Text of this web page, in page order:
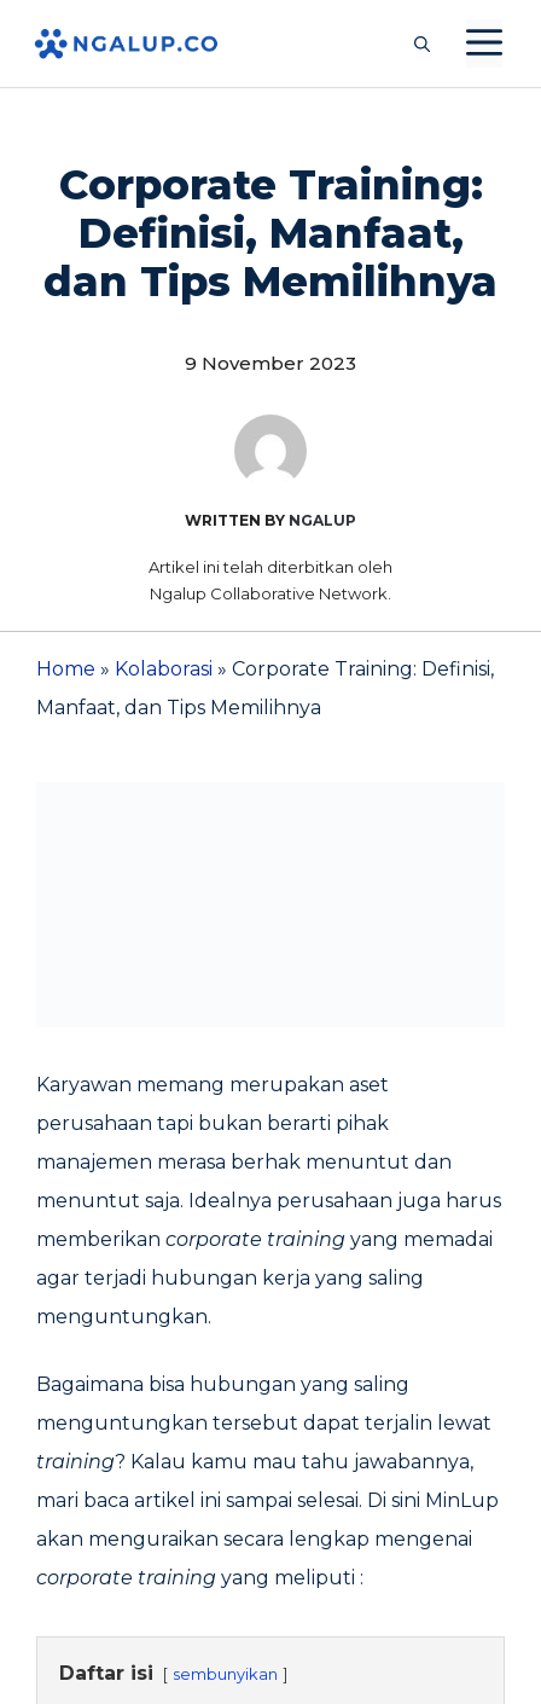
isi
Corporate Training:
Definisi, Manfaat,
dan Tips Memilihnya
9 November 2023
WRITTEN BY NGALUP
Artikel ini telah diterbitkan oleh
Ngalup Collaborative Network.
Home » Kolaborasi » Corporate Training: Definisi,
Manfaat, dan Tips Memilihnya
Karyawan memang merupakan aset
perusahaan tapi bukan berarti pihak
manajemen merasa berhak menuntut dan
menuntut saja. Idealnya perusahaan juga harus
memberikan corporate training yang memadai
agar terjadi hubungan kerja yang saling
menguntungkan.
Bagaimana bisa hubungan yang saling
menguntungkan tersebut dapat terjalin lewat
training? Kalau kamu mau tahu jawabannya,
mari baca artikel ini sampai selesai. Di sini MinLup
akan menguraikan secara lengkap mengenai
corporate training yang meliputi :
Daftar isi sembunyikan